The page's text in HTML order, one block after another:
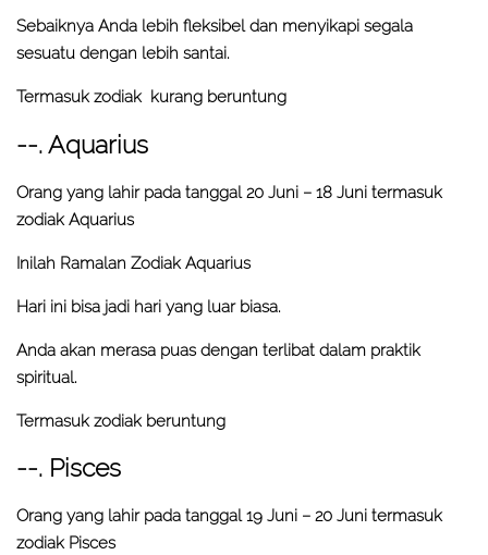
Sebaiknya Anda lebih fleksibel dan menyikapi segala
sesuatu dengan lebih santai.
Termasuk zodiak kurang beruntung
--. Aquarius
Orang yang lahir pada tanggal 20 Juni – 18 Juni termasuk
zodiak Aquarius
Inilah Ramalan Zodiak Aquarius
Hari ini bisa jadi hari yang luar biasa.
Anda akan merasa puas dengan terlibat dalam praktik
spiritual.
Termasuk zodiak beruntung
--. Pisces
Orang yang lahir pada tanggal 19 Juni – 20 Juni termasuk
zodiak Pisces